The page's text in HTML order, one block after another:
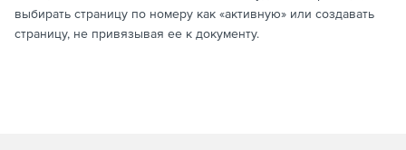
выбирать страницу по номеру как «активную» или создавать
страницу, не привязывая ее к документу.